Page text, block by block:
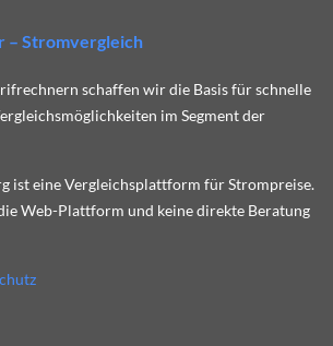
Stromvergleich
schaffen wir die Basis für schnelle
im Segment der
ist eine Vergleichsplattform für Strompreise.
Web-Plattform und keine direkte Beratung